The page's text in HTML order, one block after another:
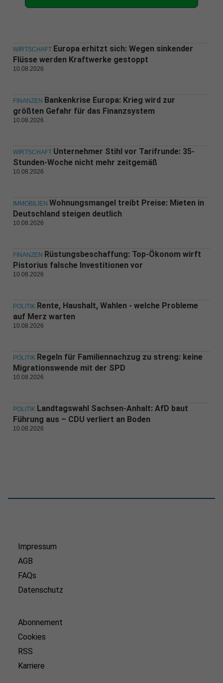
WIRTSCHAFT Europa erhitzt sich: Wegen sinkender
Flüsse werden Kraftwerke gestoppt
10.08.2026
FINANZEN Bankenkrise Europa: Krieg wird zur
größten Gefahr für das Finanzsystem
10.08.2026
WIRTSCHAFT Unternehmer Stihl vor Tarifrunde: 35-
Stunden-Woche nicht mehr zeitgemäß
10.08.2026
IMMOBILIEN Wohnungsmangel treibt Preise: Mieten in
Deutschland steigen deutlich
10.08.2026
FINANZEN Rüstungsbeschaffung: Top-Ökonom wirft
Pistorius falsche Investitionen vor
10.08.2026
POLITIK Rente, Haushalt, Wahlen - welche Probleme
auf Merz warten
10.08.2026
POLITIK Regeln für Familiennachzug zu streng: keine
Migrationswende mit der SPD
10.08.2026
POLITIK Landtagswahl Sachsen-Anhalt: AfD baut
Führung aus – CDU verliert an Boden
10.08.2026
Impressum
AGB
FAQs
Datenschutz
Abonnement
Cookies
RSS
Karriere